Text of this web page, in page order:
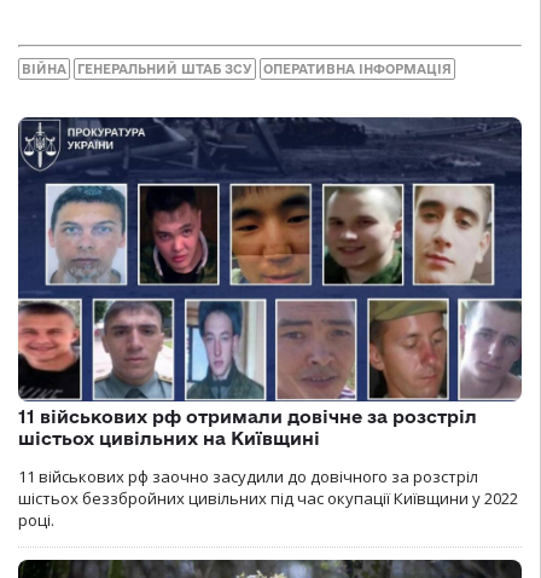
ВІЙНА ГЕНЕРАЛЬНИЙ ШТАБ ЗСУ ОПЕРАТИВНА ІНФОРМАЦІЯ
11 військових рф отримали довічне за розстріл
шістьох цивільних на Київщині
11 військових рф заочно засудили до довічного за розстріл
шістьох беззбройних цивільних під час окупації Київщини у 2022
році.